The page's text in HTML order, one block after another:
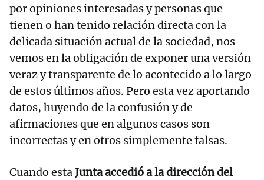
por opiniones interesadas y personas que
tienen o han tenido relación directa con la
delicada situación actual de la sociedad, nos
vemos en la obligación de exponer una versión
veraz y transparente de lo acontecido a lo largo
de estos últimos años. Pero esta vez aportando
datos, huyendo de la confusión y de
afirmaciones que en algunos casos son
incorrectas y en otros simplemente falsas.
Cuando estaJunta accedió a la dirección del